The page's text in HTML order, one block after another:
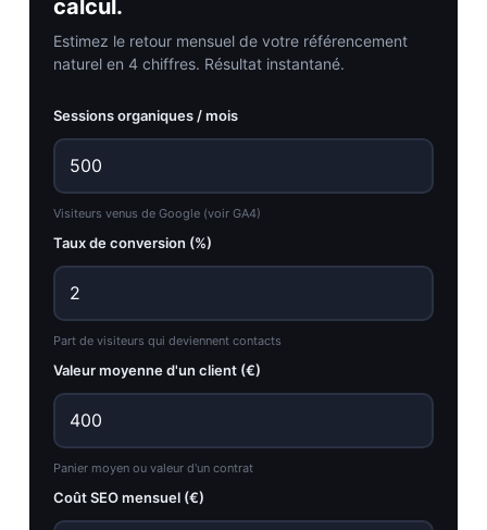
calcul.
Estimez le retour mensuel de votre référencement
naturel en 4 chiffres. Résultat instantané.
Sessions organiques / mois
Visiteurs venus de Google (voir GA4)
Taux de conversion (%)
Part de visiteurs qui deviennent contacts
Valeur moyenne d'un client (€)
Panier moyen ou valeur d'un contrat
Coût SEO mensuel (€)